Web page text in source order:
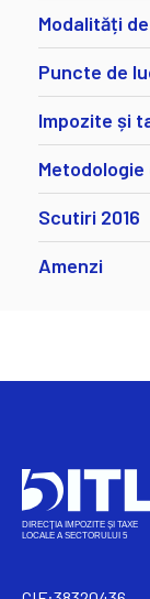
Modalități
Puncte de
Impozite și
Metodologie
Scutiri 2016
Amenzi